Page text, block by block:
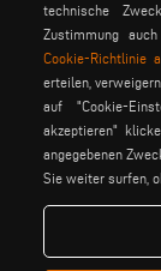
cookie policy
allgemeine
Voilàp S.p.a.
- C.F - P.IVA
technische
Zustimmung
Cookie-Richtlinie
erteilen,
auf "Cookie-
akzeptieren"
angegebenen
Sie weiter surfen,